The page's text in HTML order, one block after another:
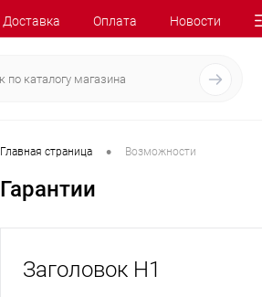
Доставка Оплата Новости
Главная страница • Возможности
Гарантии
Заголовок H1